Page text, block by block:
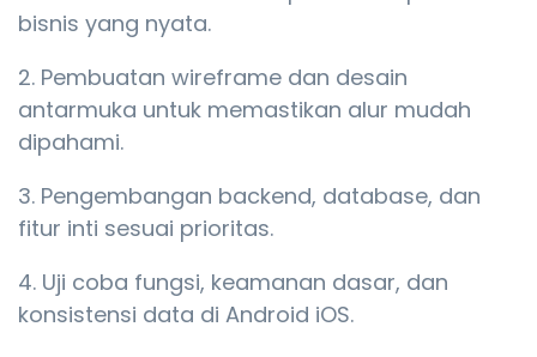
bisnis yang nyata.
Pembuatan wireframe dan desain
antarmuka untuk memastikan alur mudah
dipahami.
Pengembangan backend, database, dan
fitur inti sesuai prioritas.
Uji coba fungsi, keamanan dasar, dan
konsistensi data di Android iOS.